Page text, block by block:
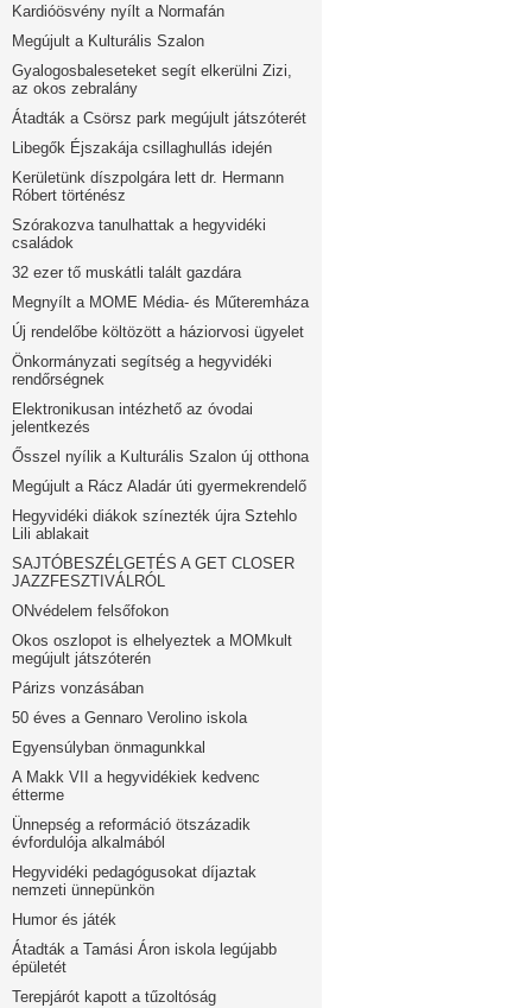
Kardióösvény nyílt a Normafán
Megújult a Kulturális Szalon
Gyalogosbaleseteket segít elkerülni Zizi,
az okos zebralány
Átadták a Csörsz park megújult játszóterét
Libegők Éjszakája csillaghullás idején
Kerületünk díszpolgára lett dr. Hermann
Róbert történész
Szórakozva tanulhattak a hegyvidéki
családok
32 ezer tő muskátli talált gazdára
Megnyílt a MOME Média- és Műteremháza
Új rendelőbe költözött a háziorvosi ügyelet
Önkormányzati segítség a hegyvidéki
rendőrségnek
Elektronikusan intézhető az óvodai
jelentkezés
Ősszel nyílik a Kulturális Szalon új otthona
Megújult a Rácz Aladár úti gyermekrendelő
Hegyvidéki diákok színezték újra Sztehlo
Lili ablakait
SAJTÓBESZÉLGETÉS A GET CLOSER
JAZZFESZTIVÁLRÓL
ONvédelem felsőfokon
Okos oszlopot is elhelyeztek a MOMkult
megújult játszóterén
Párizs vonzásában
50 éves a Gennaro Verolino iskola
Egyensúlyban önmagunkkal
A Makk VII a hegyvidékiek kedvenc
étterme
Ünnepség a reformáció ötszázadik
évfordulója alkalmából
Hegyvidéki pedagógusokat díjaztak
nemzeti ünnepünkön
Humor és játék
Átadták a Tamási Áron iskola legújabb
épületét
Terepjárót kapott a tűzoltóság